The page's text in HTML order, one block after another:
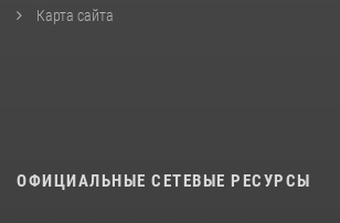
Карта сайта
ОФИЦИАЛЬНЫЕ СЕТЕВЫЕ РЕСУРСЫ